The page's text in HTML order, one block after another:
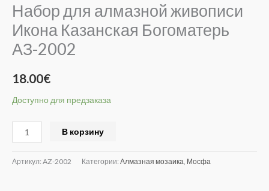
Набор для алмазной живописи
Икона Казанская Богоматерь
АЗ-2002
18.00€
Доступно для предзаказа
Казанская
Богоматерь
АЗ-2002
В корзину
Артикул: AZ-2002 Категории: Алмазная мозаика Мосфа